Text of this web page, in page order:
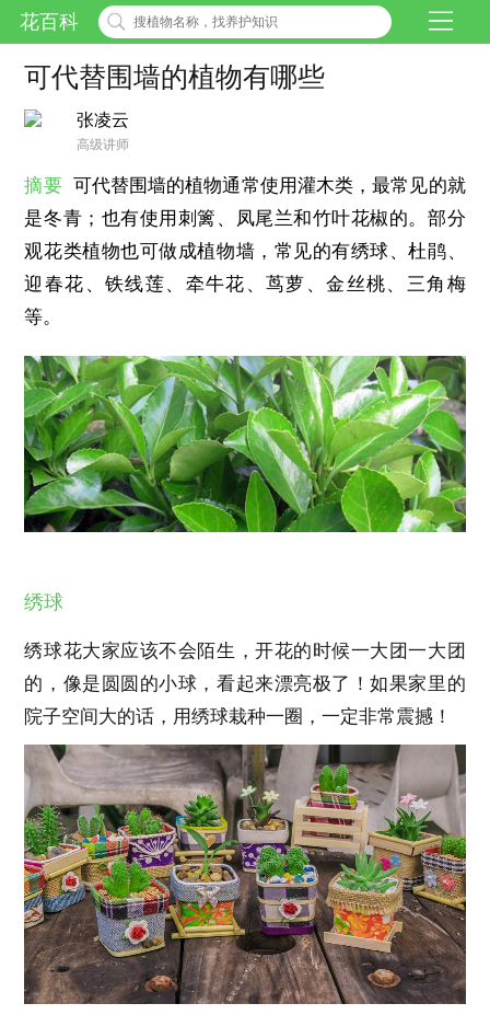
花百科
可代替围墙的植物有哪些
张凌云
高级讲师
摘要 可代替围墙的植物通常使用灌木类，最常见的就
是冬青；也有使用刺篱、凤尾兰和竹叶花椒的。部分
观花类植物也可做成植物墙，常见的有绣球、杜鹃、
迎春花、铁线莲、牵牛花、茑萝、金丝桃、三角梅
等。
绣球
绣球花大家应该不会陌生，开花的时候一大团一大团
的，像是圆圆的小球，看起来漂亮极了！如果家里的
院子空间大的话，用绣球栽种一圈，一定非常震撼！